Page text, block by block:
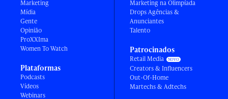
Marketing
Mídia
Gente
Opinião
ProXXIma
Women To Watch
Plataformas
Podcasts
Vídeos
Webinars
Marketing na Olimpíada
Drops Agências &
Anunciantes
Talento
Patrocinados
Retail Media
Creators & Influencers
Out-Of-Home
Martechs & Adtechs